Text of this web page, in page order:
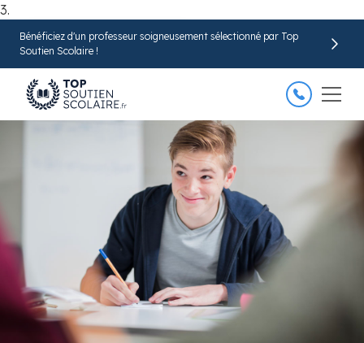
3.
Trouver mon professeur
Bénéficiez d'un professeur soigneusement sélectionné par Top
Soutien Scolaire !